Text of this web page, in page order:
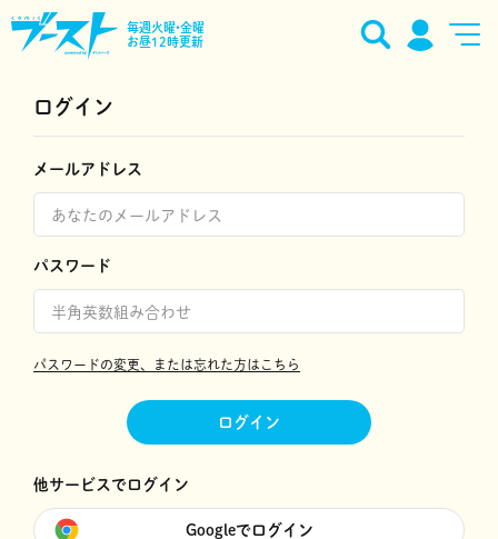
毎週火曜•金曜
お昼12時更新
ログイン
メールアドレス
パスワード
パスワードの変更、または忘れた方はこちら
ログイン
他サービスでログイン
Googleでログイン